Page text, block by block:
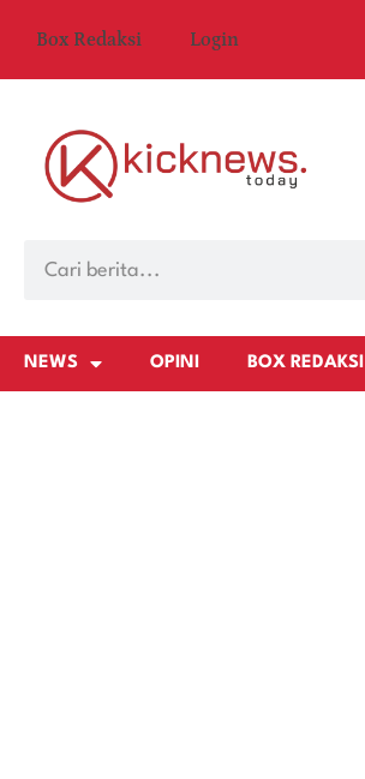
Box Redaksi Login
NEWS OPINI BOX REDAKSI